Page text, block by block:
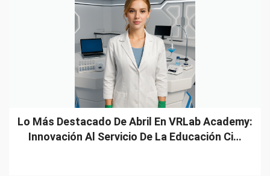
Lo Más Destacado De Abril En VRLab Academy:
Innovación Al Servicio De La Educación Ci…